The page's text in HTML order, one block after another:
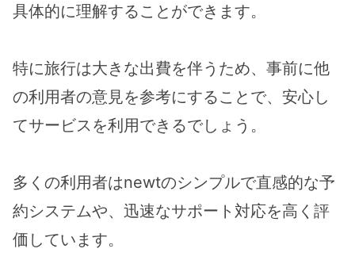
具体的に理解することができます。
特に旅行は大きな出費を伴うため、事前に他
の利用者の意見を参考にすることで、安心し
てサービスを利用できるでしょう。
多くの利用者はnewtのシンプルで直感的な予
約システムや、迅速なサポート対応を高く評
価しています。